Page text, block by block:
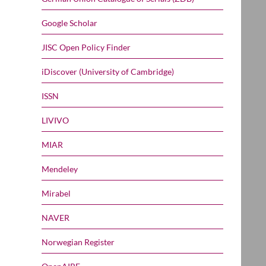
Google Scholar
JISC Open Policy Finder
iDiscover (University of Cambridge)
ISSN
LIVIVO
MIAR
Mendeley
Mirabel
NAVER
Norwegian Register